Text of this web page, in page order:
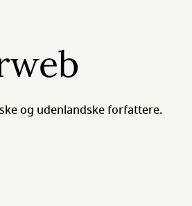
og udenlandske forfattere.